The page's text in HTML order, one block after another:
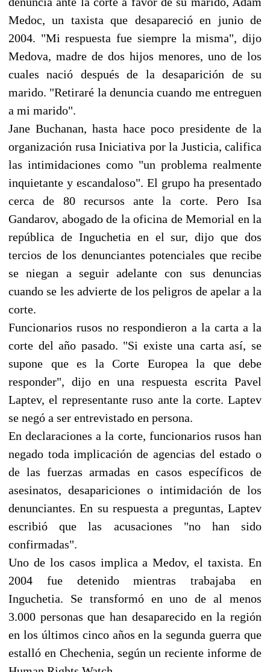
Medoc, un taxista que desapareció en junio de
2004. "Mi respuesta fue siempre la misma", dijo
Medova, madre de dos hijos menores, uno de los
cuales nació después de la desaparición de su
marido. "Retiraré la denuncia cuando me entreguen
a mi marido".
Jane Buchanan, hasta hace poco presidente de la
organización rusa Iniciativa por la Justicia, califica
las intimidaciones como "un problema realmente
inquietante y escandaloso". El grupo ha presentado
cerca de 80 recursos ante la corte. Pero Isa
Gandarov, abogado de la oficina de Memorial en la
república de Inguchetia en el sur, dijo que dos
tercios de los denunciantes potenciales que recibe
se niegan a seguir adelante con sus denuncias
cuando se les advierte de los peligros de apelar a la
corte.
Funcionarios rusos no respondieron a la carta a la
corte del año pasado. "Si existe una carta así, se
supone que es la Corte Europea la que debe
responder", dijo en una respuesta escrita Pavel
Laptev, el representante ruso ante la corte. Laptev
se negó a ser entrevistado en persona.
En declaraciones a la corte, funcionarios rusos han
negado toda implicación de agencias del estado o
de las fuerzas armadas en casos específicos de
asesinatos, desapariciones o intimidación de los
denunciantes. En su respuesta a preguntas, Laptev
escribió que las acusaciones "no han sido
confirmadas".
Uno de los casos implica a Medov, el taxista. En
2004 fue detenido mientras trabajaba en
Inguchetia. Se transformó en uno de al menos
3.000 personas que han desaparecido en la región
en los últimos cinco años en la segunda guerra que
estalló en Chechenia, según un reciente informe de